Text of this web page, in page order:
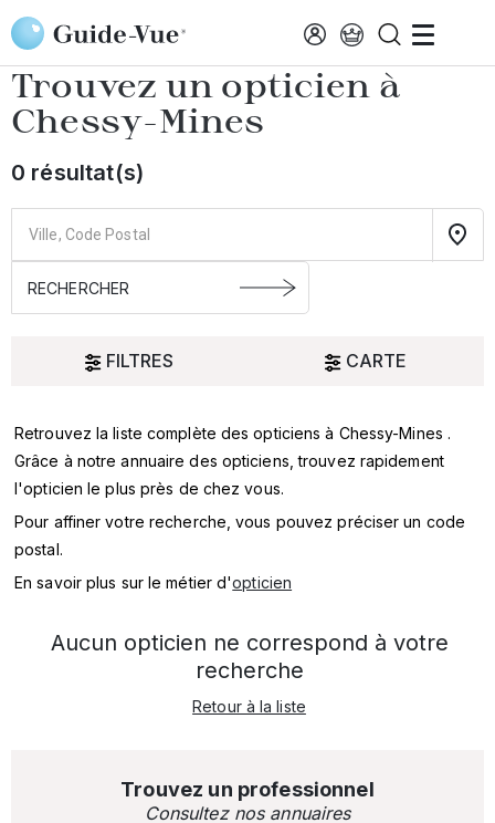
Aller au contenu principal
Accueil Choisir mon opticien Chessy-Mines
Trouvez un opticien à
Chessy-Mines
0 résultat(s)
FILTRES CARTE
Oui
SERVICES
MARQUES
Retrouvez la liste complète des opticiens à Chessy-Mines .
Grâce à notre annuaire des opticiens, trouvez rapidement
l'opticien le plus près de chez vous.
Pour affiner votre recherche, vous pouvez préciser un code
postal.
En savoir plus sur le métier d'opticien
Aucun opticien ne correspond à votre
recherche
Retour à la liste
Trouvez un professionnel
Consultez nos annuaires